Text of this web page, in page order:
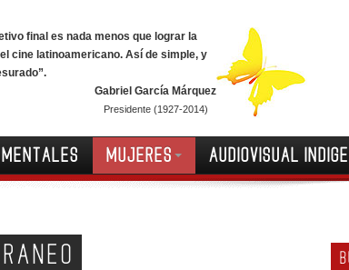
final es nada menos que lograr la
cine latinoamericano. Así de simple, y
Gabriel García Márquez
Presidente (1927-2014)
MUJERES AUDIOVISUAL